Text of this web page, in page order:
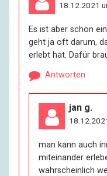
18.12.2021
Es ist aber schon
geht ja oft darum,
erlebt hat. Dafür
Antworten
jan g.
man kann auch
miteinander
wahrscheinlich